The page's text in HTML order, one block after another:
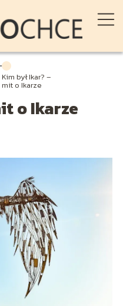
Kim był Ikar? –
mit o Ikarze
o Ikarze